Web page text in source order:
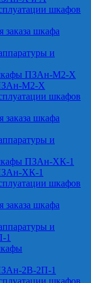
шкафов
заказа шкафа
и
ПЗАн-М2-Х
М2-Х
шкафов
заказа шкафа
и
ПЗАн-ХК-1
ХК-1
шкафов
заказа шкафа
и
1
2В-2П-1
шкафов